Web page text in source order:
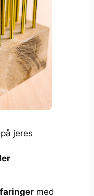
jeres
med